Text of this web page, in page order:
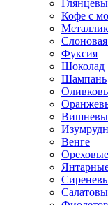
Кофе с
Металлик
Слоновая
Фуксия
Шоколад
Шампань
Венге
Ореховые